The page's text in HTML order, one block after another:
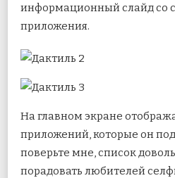
информационный слайд со
приложения.
На главном экране
приложений, которые он
поверьте мне, список
порадовать любителей